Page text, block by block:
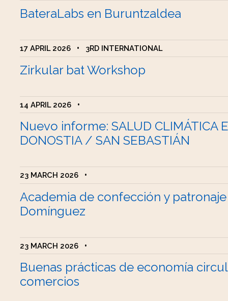
BateraLabs en Buruntzaldea
17 APRIL 2026 • 3RD INTERNATIONAL
Zirkular bat Workshop
14 APRIL 2026 •
Nuevo informe: SALUD CLIMÁTICA
DONOSTIA / SAN SEBASTIÁN
23 MARCH 2026 •
Academia de confección y
Domínguez
23 MARCH 2026 •
Buenas prácticas de economía
comercios